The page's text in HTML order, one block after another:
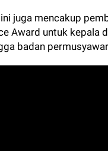
juga mencakup
Award untuk kepala
badan